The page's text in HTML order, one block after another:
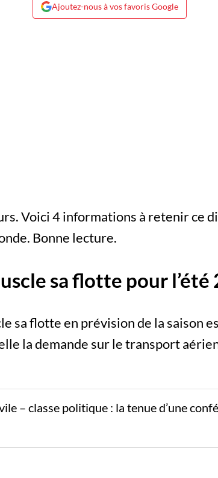
Ajoutez-nous à vos favoris Google
Voici 4 informations à retenir ce
Bonne lecture.
sa flotte pour l’été
sa flotte en prévision de la saison
la demande sur le transport
– classe politique : la tenue d’une